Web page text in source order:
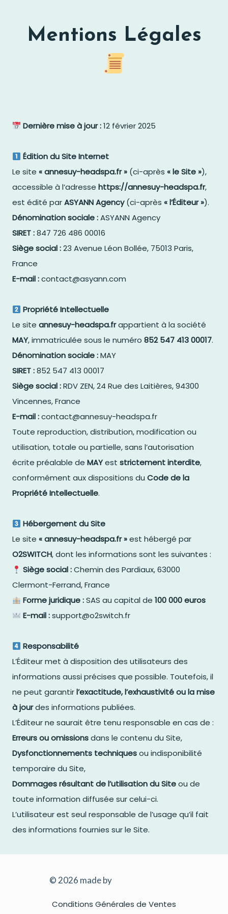
Mentions Légales
Dernière mise à jour :12 février 2025
Édition du Site Internet
Le site « annesuy-headspa.fr » (ci-après « le Site »),
accessible à l’adresse https://annesuy-headspa.fr,
est édité parASYANN Agency(ci-après « l’Éditeur »).
Dénomination sociale :ASYANN Agency
SIRET :847 726 486 00016
Siège social :23 Avenue Léon Bollée, 75013 Paris,
France
E-mail :contact@asyann.com
Propriété Intellectuelle
Le site annesuy-headspa.frappartient à la société
MAY, immatriculée sous le numéro 852 547 413 00017.
Dénomination sociale :MAY
SIRET :852 547 413 00017
Siège social :RDV ZEN, 24 Rue des Laitières, 94300
Vincennes, France
E-mail :contact@annesuy-headspa.fr
Toute reproduction, distribution, modification ou
utilisation, totale ou partielle, sans l’autorisation
écrite préalable de MAYest strictement interdite,
conformément aux dispositions du Code de la
Propriété Intellectuelle.
Hébergement du Site
Le site « annesuy-headspa.fr »est hébergé par
O2SWITCH, dont les informations sont les suivantes :
Siège social :Chemin des Pardiaux, 63000
Clermont-Ferrand, France
Forme juridique :SAS au capital de100 000 euros
E-mail :support@o2switch.fr
Responsabilité
L’Éditeur met à disposition des utilisateurs des
informations aussi précises que possible. Toutefois, il
ne peut garantirl’exactitude, l’exhaustivité ou la mise
à jourdes informations publiées.
L’Éditeur ne saurait être tenu responsable en cas de :
Erreurs ou omissionsdans le contenu du Site,
Dysfonctionnements techniquesou indisponibilité
temporaire du Site,
Dommages résultant de l’utilisation du Siteou de
toute information diffusée sur celui-ci.
L’utilisateur est seul responsable de l’usage qu’il fait
des informations fournies sur le Site.
© 2026 made by
Conditions Générales de Ventes